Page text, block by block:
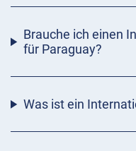
Brauche ich einen
für Paraguay?
Was ist ein